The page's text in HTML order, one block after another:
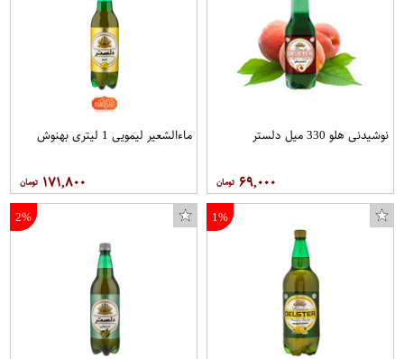
نوشیدنی هلو 330 میل دلستر
۶۹,۰۰۰
ماءالشعیر لیمویی 1 لیتری بهنوش
۱۷۱,۸۰۰
1%
2%